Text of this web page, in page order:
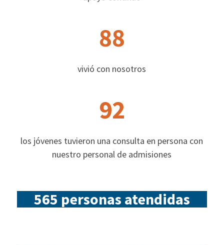
88
vivió con nosotros
92
los jóvenes tuvieron una consulta en persona con
nuestro personal de admisiones
565 personas atendidas